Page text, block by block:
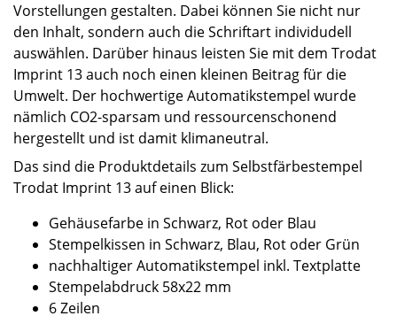
Vorstellungen gestalten. Dabei können Sie nicht nur
den Inhalt, sondern auch die Schriftart individudell
auswählen. Darüber hinaus leisten Sie mit dem Trodat
Imprint 13 auch noch einen kleinen Beitrag für die
Umwelt. Der hochwertige Automatikstempel wurde
nämlich CO2-sparsam und ressourcenschonend
hergestellt und ist damit klimaneutral.
Das sind die Produktdetails zum Selbstfärbestempel
Trodat Imprint 13 auf einen Blick:
Gehäusefarbe in Schwarz, Rot oder Blau
Stempelkissen in Schwarz, Blau, Rot oder Grün
nachhaltiger Automatikstempel inkl. Textplatte
Stempelabdruck 58x22 mm
6 Zeilen